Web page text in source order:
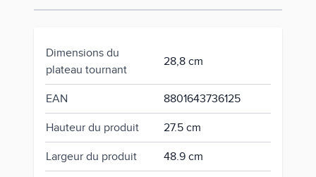
Dimensions du
plateau tournant
28,8 cm
EAN 8801643736125
Hauteur du produit 27.5 cm
Largeur du produit 48.9 cm